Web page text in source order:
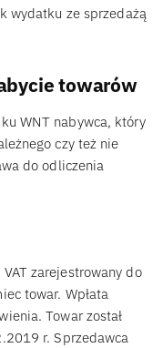
wydatku ze sprzedażą
towarów
WNT nabywca, który
czy też nie
do odliczenia
zarejestrowany do
towar. Wpłata
Towar został
r. Sprzedawca